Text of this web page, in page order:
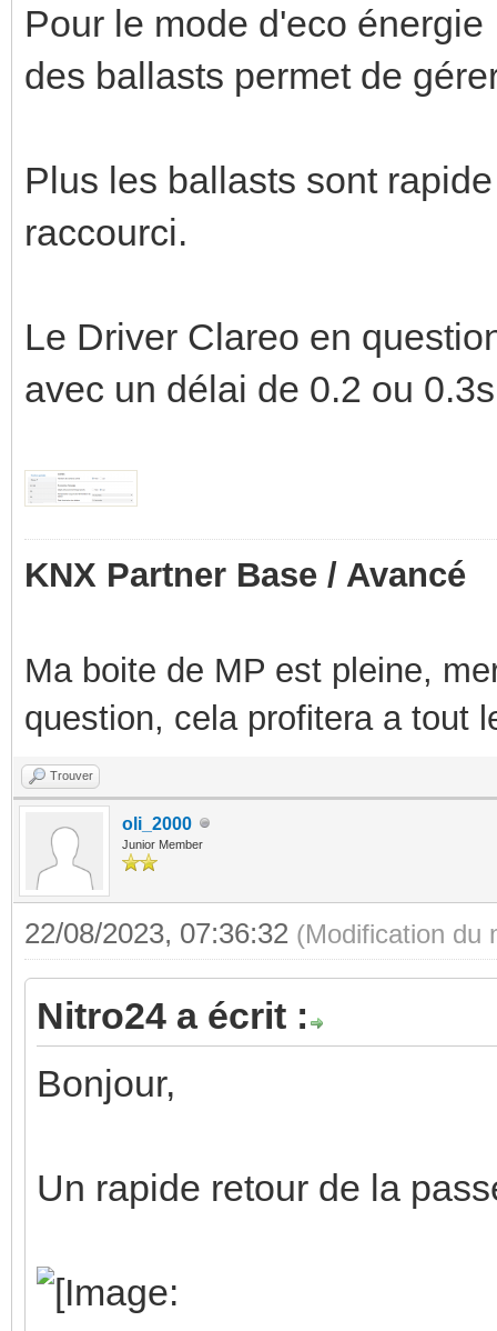
Pour le mode d'eco
des ballasts permet de
Plus les ballasts sont
raccourci.
Le Driver Clareo en
avec un délai de 0.2 ou
KNX Partner Base / Avancé
Ma boite de MP est pleine,
question, cela profitera a tout
Trouver
oli_2000
Junior Member
22/08/2023, 07:36:32 (Modification du
Nitro24 a écrit :
Bonjour,
Un rapide retour de la